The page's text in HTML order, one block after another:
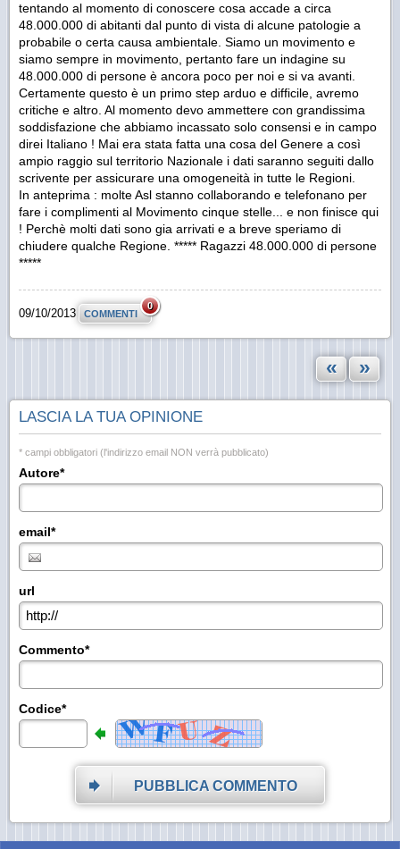
tentando al momento di conoscere cosa accade a circa
48.000.000 di abitanti dal punto di vista di alcune patologie a
probabile o certa causa ambientale. Siamo un movimento e
siamo sempre in movimento, pertanto fare un indagine su
48.000.000 di persone è ancora poco per noi e si va avanti.
Certamente questo è un primo step arduo e difficile, avremo
critiche e altro. Al momento devo ammettere con grandissima
soddisfazione che abbiamo incassato solo consensi e in campo
direi Italiano ! Mai era stata fatta una cosa del Genere a così
ampio raggio sul territorio Nazionale i dati saranno seguiti dallo
scrivente per assicurare una omogeneità in tutte le Regioni.
In anteprima : molte Asl stanno collaborando e telefonano per
fare i complimenti al Movimento cinque stelle... e non finisce qui
! Perchè molti dati sono gia arrivati e a breve speriamo di
chiudere qualche Regione. ***** Ragazzi 48.000.000 di persone
*****
09/10/2013 COMMENTI
0
« »
LASCIA LA TUA OPINIONE
* campi obbligatori (l'indirizzo email NON verrà pubblicato)
Autore*
email*
url
Commento*
Codice*
PUBBLICA COMMENTO